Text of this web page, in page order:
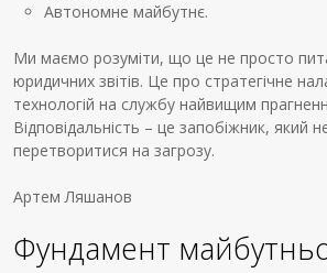
Автономне майбутнє.
Ми маємо розуміти, що це не просто
юридичних звітів. Це про стратегічне
технологій на службу найвищим
Відповідальність – це запобіжник, який
перетворитися на загрозу.
Артем Ляшанов
Фундамент